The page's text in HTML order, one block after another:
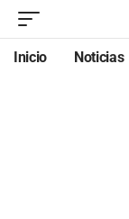
Inicio Noticias